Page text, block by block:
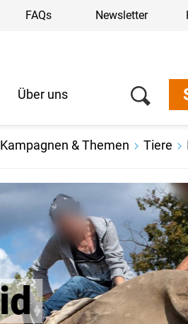
FAQs Newsletter
Über uns
Kampagnen & Themen Tiere